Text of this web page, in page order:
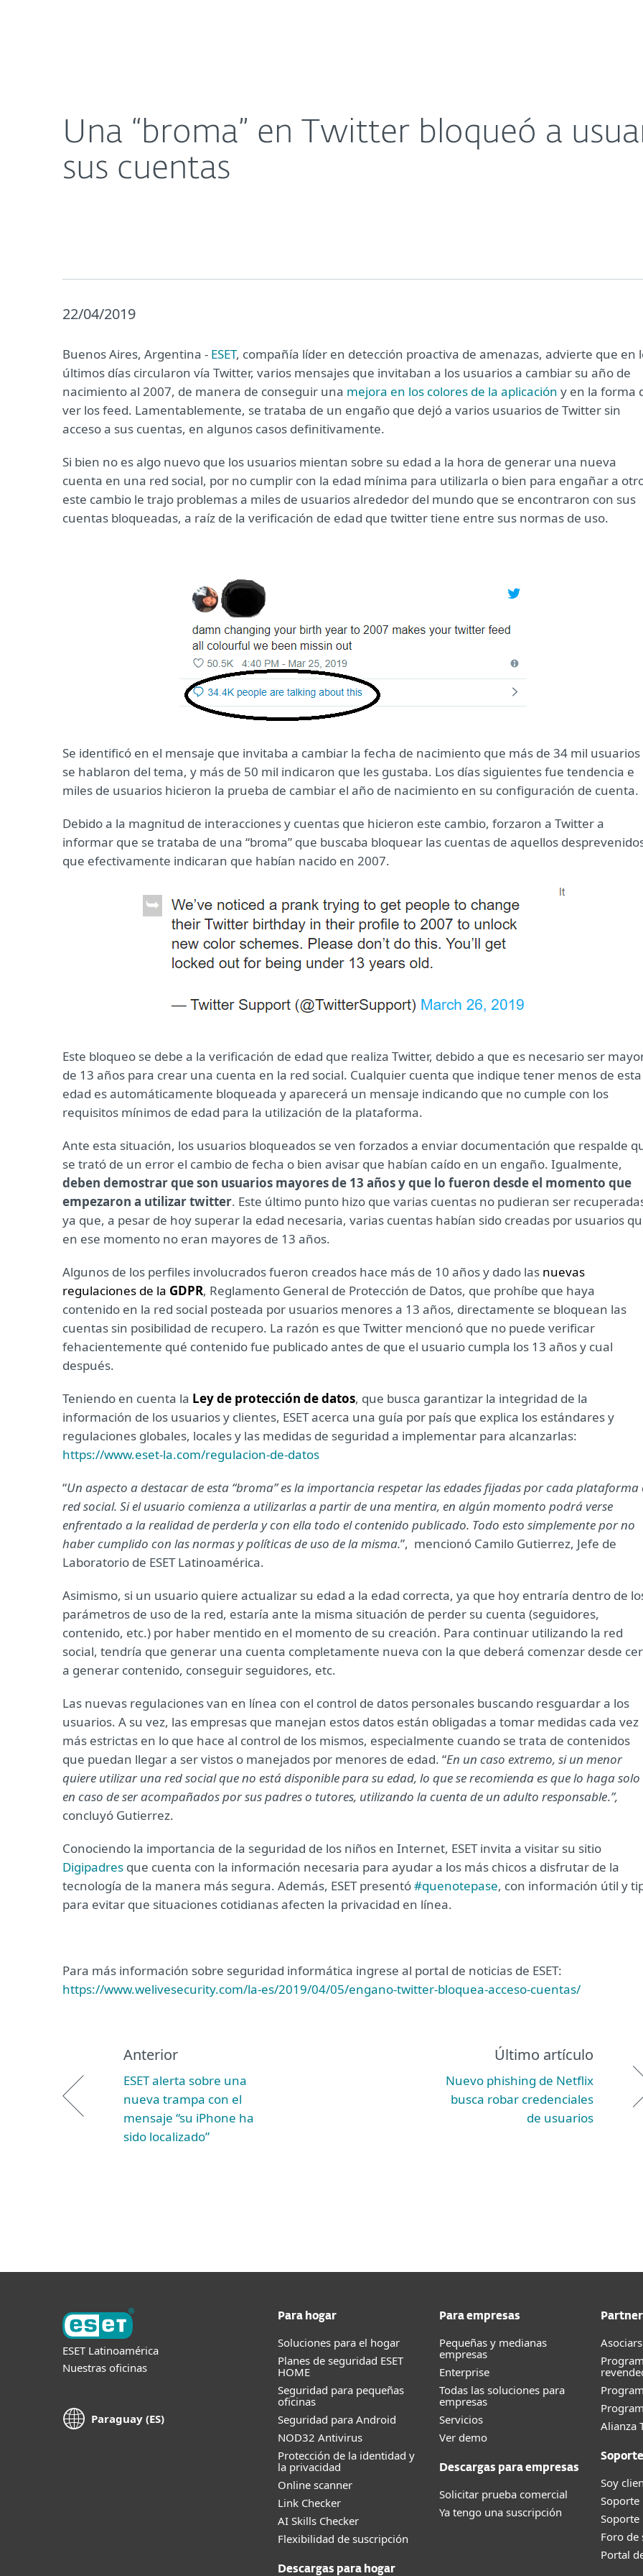
Una “broma” en Twitter bloqueó a
sus cuentas
22/04/2019
Buenos Aires, Argentina - ESET, compañía líder en detección proactiva de amenazas, advierte que en
últimos días circularon vía Twitter, varios mensajes que invitaban a los usuarios a cambiar su año de
nacimiento al 2007, de manera de conseguir una mejora en los colores de la aplicación y en la forma
ver los feed. Lamentablemente, se trataba de un engaño que dejó a varios usuarios de Twitter sin
acceso a sus cuentas, en algunos casos definitivamente.
Si bien no es algo nuevo que los usuarios mientan sobre su edad a la hora de generar una nueva
cuenta en una red social, por no cumplir con la edad mínima para utilizarla o bien para engañar a
este cambio le trajo problemas a miles de usuarios alrededor del mundo que se encontraron con sus
cuentas bloqueadas, a raíz de la verificación de edad que twitter tiene entre sus normas de uso.
Se identificó en el mensaje que invitaba a cambiar la fecha de nacimiento que más de 34 mil usuarios
se hablaron del tema, y más de 50 mil indicaron que les gustaba. Los días siguientes fue tendencia e
miles de usuarios hicieron la prueba de cambiar el año de nacimiento en su configuración de cuenta.
Debido a la magnitud de interacciones y cuentas que hicieron este cambio, forzaron a Twitter a
informar que se trataba de una “broma” que buscaba bloquear las cuentas de aquellos
que efectivamente indicaran que habían nacido en 2007.
Este bloqueo se debe a la verificación de edad que realiza Twitter, debido a que es necesario ser
de 13 años para crear una cuenta en la red social. Cualquier cuenta que indique tener menos de esta
edad es automáticamente bloqueada y aparecerá un mensaje indicando que no cumple con los
requisitos mínimos de edad para la utilización de la plataforma.
Ante esta situación, los usuarios bloqueados se ven forzados a enviar documentación que respalde
se trató de un error el cambio de fecha o bien avisar que habían caído en un engaño. Igualmente,
deben demostrar que son usuarios mayores de 13 años y que lo fueron desde el momento que
empezaron a utilizar twitter. Este último punto hizo que varias cuentas no pudieran ser
ya que, a pesar de hoy superar la edad necesaria, varias cuentas habían sido creadas por usuarios
en ese momento no eran mayores de 13 años.
Algunos de los perfiles involucrados fueron creados hace más de 10 años y dado las nuevas
regulaciones de la GDPR, Reglamento General de Protección de Datos, que prohíbe que haya
contenido en la red social posteada por usuarios menores a 13 años, directamente se bloquean las
cuentas sin posibilidad de recupero. La razón es que Twitter mencionó que no puede verificar
fehacientemente qué contenido fue publicado antes de que el usuario cumpla los 13 años y cual
después.
Teniendo en cuenta la Ley de protección de datos, que busca garantizar la integridad de la
información de los usuarios y clientes, ESET acerca una guía por país que explica los estándares y
regulaciones globales, locales y las medidas de seguridad a implementar para alcanzarlas:
https://www.eset-la.com/regulacion-de-datos
“Un aspecto a destacar de esta “broma” es la importancia respetar las edades fijadas por cada plataforma
red social. Si el usuario comienza a utilizarlas a partir de una mentira, en algún momento podrá verse
enfrentado a la realidad de perderla y con ella todo el contenido publicado. Todo esto simplemente por no
haber cumplido con las normas y políticas de uso de la misma.”, mencionó Camilo Gutierrez, Jefe de
Laboratorio de ESET Latinoamérica.
Asimismo, si un usuario quiere actualizar su edad a la edad correcta, ya que hoy entraría dentro de
parámetros de uso de la red, estaría ante la misma situación de perder su cuenta (seguidores,
contenido, etc.) por haber mentido en el momento de su creación. Para continuar utilizando la red
social, tendría que generar una cuenta completamente nueva con la que deberá comenzar desde
a generar contenido, conseguir seguidores, etc.
Las nuevas regulaciones van en línea con el control de datos personales buscando resguardar a los
usuarios. A su vez, las empresas que manejan estos datos están obligadas a tomar medidas cada vez
más estrictas en lo que hace al control de los mismos, especialmente cuando se trata de contenidos
que puedan llegar a ser vistos o manejados por menores de edad. “En un caso extremo, si un menor
quiere utilizar una red social que no está disponible para su edad, lo que se recomienda es que lo haga solo
en caso de ser acompañados por sus padres o tutores, utilizando la cuenta de un adulto responsable.”,
concluyó Gutierrez.
Conociendo la importancia de la seguridad de los niños en Internet, ESET invita a visitar su sitio
Digipadres que cuenta con la información necesaria para ayudar a los más chicos a disfrutar de la
tecnología de la manera más segura. Además, ESET presentó#quenotepase, con información útil y
para evitar que situaciones cotidianas afecten la privacidad en línea.
Para más información sobre seguridad informática ingrese al portal de noticias de ESET:
https://www.welivesecurity.com/la-es/2019/04/05/engano-twitter-bloquea-acceso-cuentas/
Anterior
ESET alerta sobre una
nueva trampa con el
mensaje “su iPhone ha
sido localizado”
Último artículo
Nuevo phishing de Netflix
busca robar credenciales
de usuarios
ESET Latinoamérica
Nuestras oficinas
Paraguay (ES)
Para hogar
Soluciones para el hogar
Planes de seguridad ESET
HOME
Seguridad para pequeñas
oficinas
Seguridad para Android
NOD32 Antivirus
Protección de la identidad y
la privacidad
Online scanner
Link Checker
AI Skills Checker
Flexibilidad de suscripción
Descargas para hogar
Para empresas
Pequeñas y medianas
empresas
Enterprise
Todas las soluciones para
empresas
Servicios
Ver demo
Descargas para empresas
Solicitar prueba comercial
Ya tengo una suscripción
Alianza
Soporte
Soy
Soporte
Soporte
Foro de
Portal